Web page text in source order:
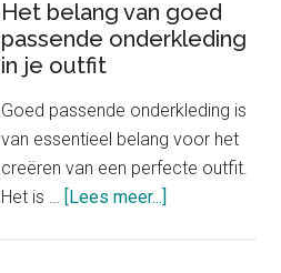
kinderhoedjes
tot
Het belang van goed
passende onderkleding
in je outfit
Goed passende onderkleding is
van essentieel belang voor het
creëren van een perfecte outfit.
Het is …
[Lees meer...]